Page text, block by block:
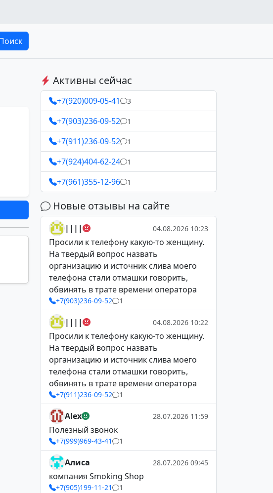
Активны сейчас
+7(920)009-05-41 3
+7(903)236-09-52 1
+7(911)236-09-52 1
+7(924)404-62-24 1
+7(961)355-12-96 1
Новые отзывы на сайте
|||| 04.08.2026 10:23
Просили к телефону какую-то женщину.
На твердый вопрос назвать
организацию и источник слива моего
телефона стали отмашки говорить,
обвинять в трате времени оператора
+7(903)236-09-52 1
|||| 04.08.2026 10:22
Просили к телефону какую-то женщину.
На твердый вопрос назвать
организацию и источник слива моего
телефона стали отмашки говорить,
обвинять в трате времени оператора
+7(911)236-09-52 1
Alex 28.07.2026 11:59
Полезный звонок
+7(999)969-43-41 1
Алиса 28.07.2026 09:45
компания Smoking Shop
+7(905)199-11-21 1